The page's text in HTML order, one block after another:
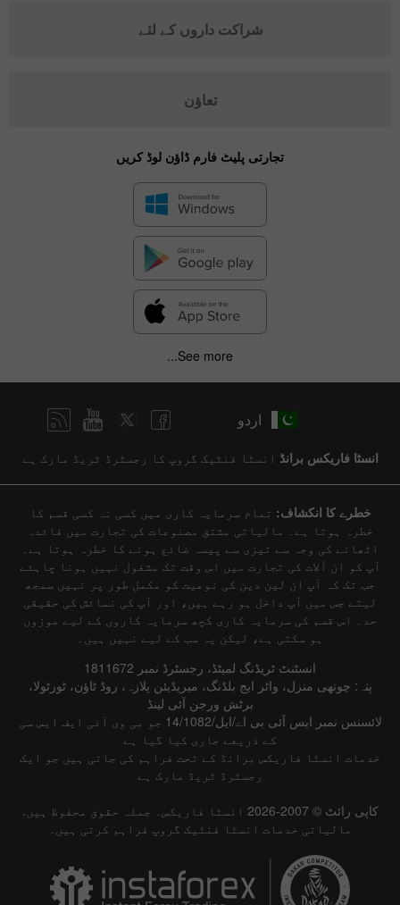
شراکت داروں کے لئے
تعاؤن
تجارتی پلیٹ فارم ڈاؤن لوڈ کریں
See more...
اردو
انسٹا فاریکس برانڈ انسٹا فنٹیک گروپ کا رجسٹرڈ ٹریڈ مارک ہے
خطرے کا انکشاف: تمام سرمایہ کاری میں کسی نہ کسی قسم کا
خطرہ ہوتا ہے۔ مالیاتی مشتق مصنوعات کی تجارت میں فائدہ
اٹھانے کی وجہ سے تیزی سے پیسہ ضائع ہونے کا خطرہ ہوتا ہے۔
آپ کو ان آلات کی تجارت میں اس وقت تک مشغول نہیں ہونا چاہئے
جب تک کہ آپ ان لین دین کی نوعیت کو مکمل طور پر نہیں سمجھ
لیتے جس میں آپ داخل ہو رہے ہیں، اور آپ کی نمائش کی حقیقی
حد۔ اس قسم کی سرمایہ کاری کچھ سرمایہ کاروں کے لیے موزوں
ہو سکتی ہے، لیکن یہ سب کے لیے نہیں ہیں۔
انسٹنٹ ٹریڈنگ لمیٹڈ، رجسٹرڈ نمبر 1811672
پتہ: چوتھی منزل، واٹر ایج بلڈنگ، میریڈیئن پلازہ، روڈ ٹاؤن، ٹورٹولا،
برٹش ورجن آئی لینڈ
لائسنس نمبر ایس آئی بی اے/ایل/14/1082 جو بی وی آئی ایف ایس سی
کے ذریعے جاری کیا گیا ہے
خدمات انسٹا فاریکس برانڈ کے تحت فراہم کی جاتی ہیں جو ایک
رجسٹرڈ ٹریڈ مارک ہے
کاپی رائٹ © 2007-2026 انسٹا فاریکس۔ جملہ حقوق محفوظ ہیں.
مالیاتی خدمات انسٹا فنٹیک گروپ فراہم کرتی ہیں۔